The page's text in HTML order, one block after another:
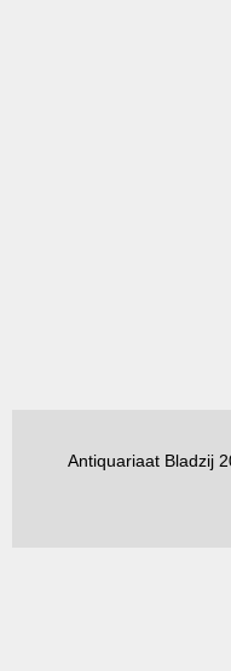
Antiquariaat Bladzij